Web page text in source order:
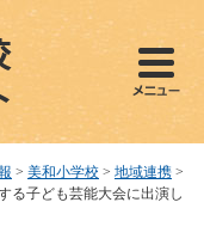
> 美和小学校 > 地域連携 >
る子ども芸能大会に出演し